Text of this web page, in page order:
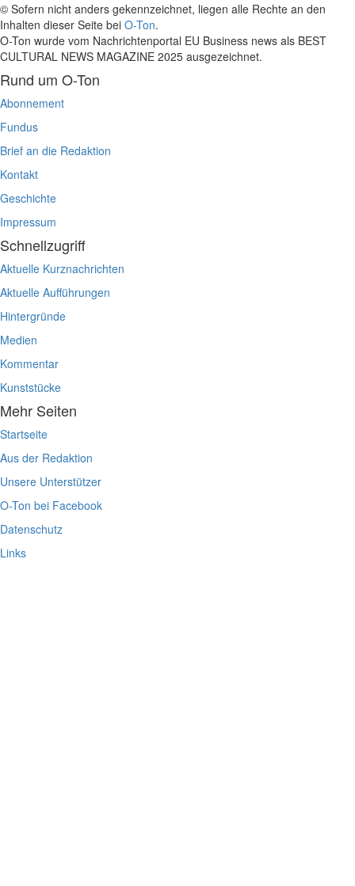
© Sofern nicht anders gekennzeichnet, liegen alle Rechte an den
Inhalten dieser Seite bei O-Ton.
O-Ton wurde vom Nachrichtenportal EU Business news als BEST
CULTURAL NEWS MAGAZINE 2025 ausgezeichnet.
Rund um O-Ton
Abonnement
Fundus
Brief an die Redaktion
Kontakt
Geschichte
Impressum
Schnellzugriff
Aktuelle Kurznachrichten
Aktuelle Aufführungen
Hintergründe
Medien
Kommentar
Kunststücke
Mehr Seiten
Startseite
Aus der Redaktion
Unsere Unterstützer
O-Ton bei Facebook
Datenschutz
Links